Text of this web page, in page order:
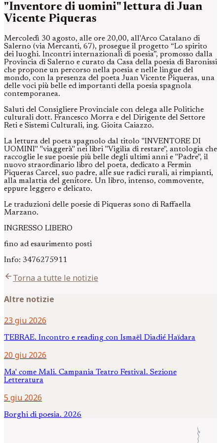
"Inventore di uomini" lettura di Juan
Vicente Piqueras
Mercoledì 30 agosto, alle ore 20,00, all'Arco Catalano di
Salerno (via Mercanti, 67), prosegue il progetto “Lo spirito
dei luoghi. Incontri internazionali di poesia”, promosso dalla
Provincia di Salerno e curato da Casa della poesia di Baronissi
che propone un percorso nella poesia e nelle lingue del
mondo, con la presenza del poeta Juan Vicente Piqueras, una
delle voci più belle ed importanti della poesia spagnola
contemporanea.
Saluti del Consigliere Provinciale con delega alle Politiche
culturali dott. Francesco Morra e del Dirigente del Settore
Reti e Sistemi Culturali, ing. Gioita Caiazzo.
La lettura del poeta spagnolo dal titolo "INVENTORE DI
UOMINI" "viaggerà" nei libri "Vigilia di restare", antologia che
raccoglie le sue poesie più belle degli ultimi anni e "Padre", il
nuovo straordinario libro del poeta, dedicato a Fermin
Piqueras Carcel, suo padre, alle sue radici rurali, ai rimpianti,
alla malattia del genitore. Un libro, intenso, commovente,
eppure leggero e delicato.
Le traduzioni delle poesie di Piqueras sono di Raffaella
Marzano.
INGRESSO LIBERO
fino ad esaurimento posti
Info: 3476275911
arrow_backTorna a tutte le notizie
Altre notizie
23 giu 2026
TEBRAE. Incontro e reading con Ismaël Diadié Haïdara
20 giu 2026
Ma' come Mali. Campania Teatro Festival. Sezione
Letteratura
5 giu 2026
Borghi di poesia. 2026